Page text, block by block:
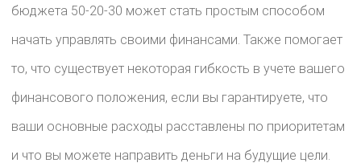
бюджета 50-20-30 может стать простым способом
начать управлять своими финансами. Также помогает
то, что существует некоторая гибкость в учете вашего
финансового положения, если вы гарантируете, что
ваши основные расходы расставлены по приоритетам
и что вы можете направить деньги на будущие цели.